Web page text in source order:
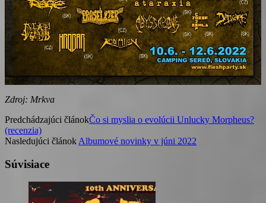
Zdroj: Mrkva
Predchádzajúci článokČo si myslia o evolúcii Unlucky Morpheus?
(recenzia)
Nasledujúci článok Albumové novinky v júni 2022
Súvisiace